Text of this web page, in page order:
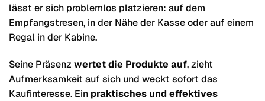
lässt er sich problemlos platzieren: auf dem
Empfangstresen, in der Nähe der Kasse oder auf einem
Regal in der Kabine.
Seine Präsenz wertet die Produkte auf, zieht
Aufmerksamkeit auf sich und weckt sofort das
Kaufinteresse. Ein praktisches und effektives